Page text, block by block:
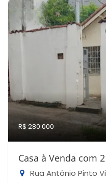
R$ 280.000
Casa à Venda com
Rua Antônio Pinto